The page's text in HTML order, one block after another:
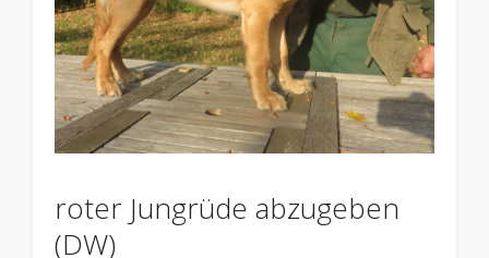
roter Jungrüde abzugeben
(DW)